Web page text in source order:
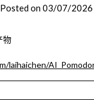
Posted on03/07/2026
物
laihaichen/